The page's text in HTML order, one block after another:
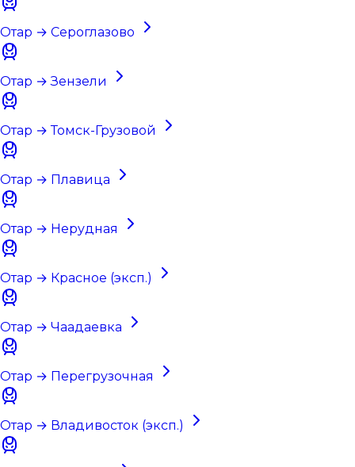
Отар → Сероглазово
Отар → Зензели
Отар → Томск-Грузовой
Отар → Плавица
Отар → Нерудная
Отар → Красное (эксп.)
Отар → Чаадаевка
Отар → Перегрузочная
Отар → Владивосток (эксп.)